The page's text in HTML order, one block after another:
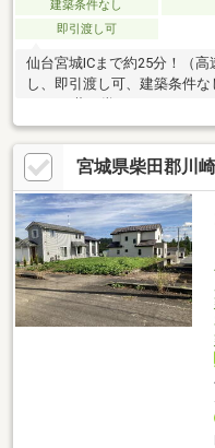
建築条件なし
即引渡し可
仙台宮城ICまで約25分！（
し、即引渡し可、建築条件
場1900ｍ■七十七銀行2300ｍ
宮城県柴田郡川